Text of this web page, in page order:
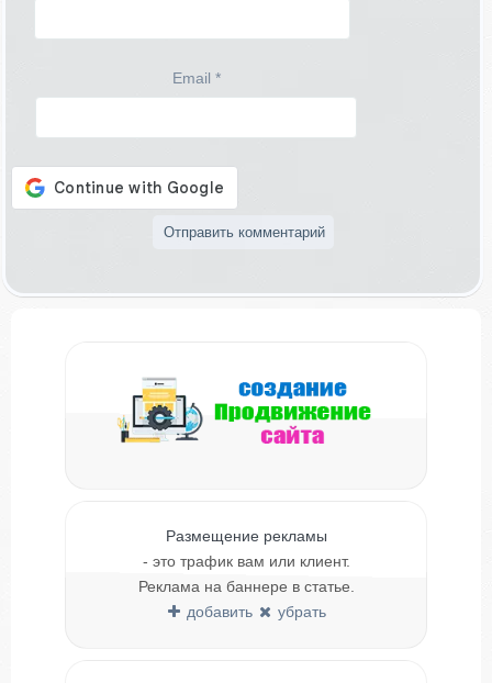
Email *
Размещение рекламы
- это трафик вам или клиент.
Реклама на баннере в статье.
добавить
убрать